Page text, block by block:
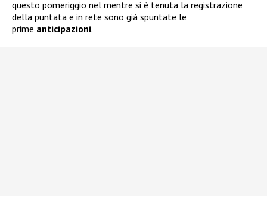
questo pomeriggio nel mentre si è tenuta la registrazione
della puntata e in rete sono già spuntate le
prime anticipazioni.